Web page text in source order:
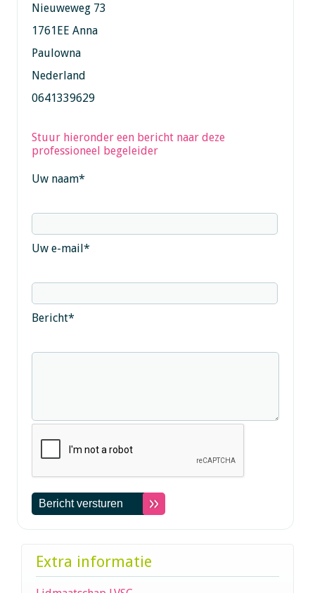
Nieuweweg 73
1761EE Anna
Paulowna
Nederland
0641339629
Stuur hieronder een bericht naar deze
professioneel begeleider
Uw naam*
Uw e-mail*
Bericht*
Extra informatie